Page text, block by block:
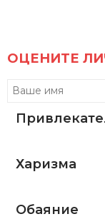
ОЦЕНИТЕ
Харизма
Обаяние